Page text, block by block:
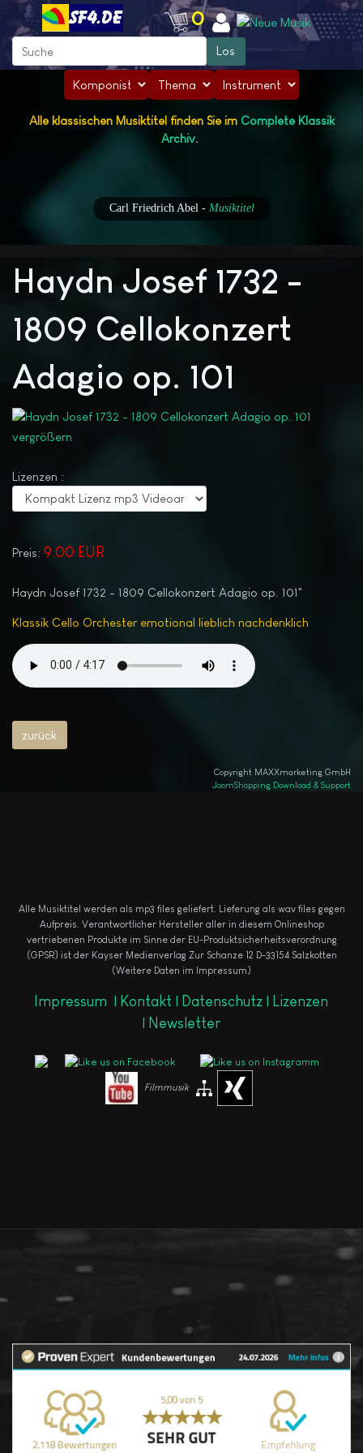
0
Alle klassischen Musiktitel finden Sie im Complete Klassik
Archiv.
Carl Friedrich Abel- Musiktitel
Haydn Josef 1732 -
1809 Cellokonzert
Adagio op. 101
vergrößern
Lizenzen :
Preis: 9.00 EUR
Haydn Josef 1732 - 1809 Cellokonzert Adagio op. 101"
Klassik Cello Orchester emotional lieblich nachdenklich
Copyright MAXXmarketing GmbH
JoomShopping Download & Support
Alle Musiktitel werden als mp3 files geliefert. Lieferung als wav files gegen
Aufpreis. Verantwortlicher Hersteller aller in diesem Onlineshop
vertriebenen Produkte im Sinne der EU-Produktsicherheitsverordnung
(GPSR) ist der Kayser Medienverlag Zur Schanze 12 D-33154 Salzkotten
(Weitere Daten im Impressum)
Impressum Kontakt | Datenschutz |
Lizenzen
Newsletter
Filmmusik